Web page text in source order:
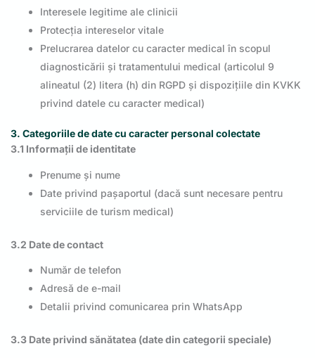
Interesele legitime ale clinicii
Protecția intereselor vitale
Prelucrarea datelor cu caracter medical în scopul
diagnosticării și tratamentului medical (articolul 9
alineatul (2) litera (h) din RGPD și dispozițiile din KVKK
privind datele cu caracter medical)
3. Categoriile de date cu caracter personal colectate
3.1 Informații de identitate
Prenume și nume
Date privind pașaportul (dacă sunt necesare pentru
serviciile de turism medical)
3.2 Date de contact
Număr de telefon
Adresă de e-mail
Detalii privind comunicarea prin WhatsApp
3.3 Date privind sănătatea (date din categorii speciale)